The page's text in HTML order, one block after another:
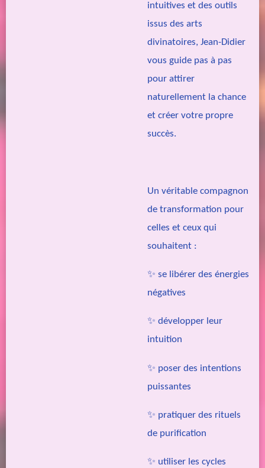
intuitives et des outils
issus des arts
divinatoires, Jean-Didier
vous guide pas à pas
pour attirer
naturellement la chance
et créer votre propre
succès.
Un véritable compagnon
de transformation pour
celles et ceux qui
souhaitent :
✨ se libérer des énergies
négatives
✨ développer leur
intuition
✨ poser des intentions
puissantes
✨ pratiquer des rituels
de purification
✨ utiliser les cycles